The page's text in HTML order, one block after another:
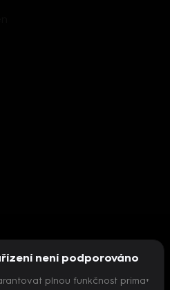
není podporováno
plnou funkčnost prima+